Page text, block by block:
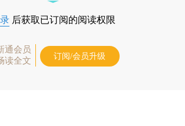
后获取已订阅的阅读权限
通会员
读全文
订阅/会员升级